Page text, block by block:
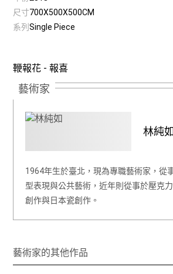
尺寸700X500X500CM
系列Single Piece
鞭報花 - 報喜
藝術家
林純如
1964年生於臺北，現為專職藝術家，從
型表現與公共藝術，近年則從事於壓克
創作與日本瓷創作。
藝術家的其他作品